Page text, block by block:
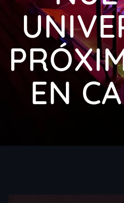
EN